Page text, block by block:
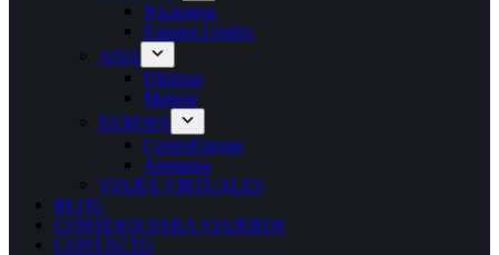
Nicaragua
Estados Unidos
ASIA
Filipinas
Malasia
EUROPA
CentroEuropa
Alemania
VIAJES VIRTUALES
BLOG
CONSEJOS PARA VIAJEROS
CONTACTO